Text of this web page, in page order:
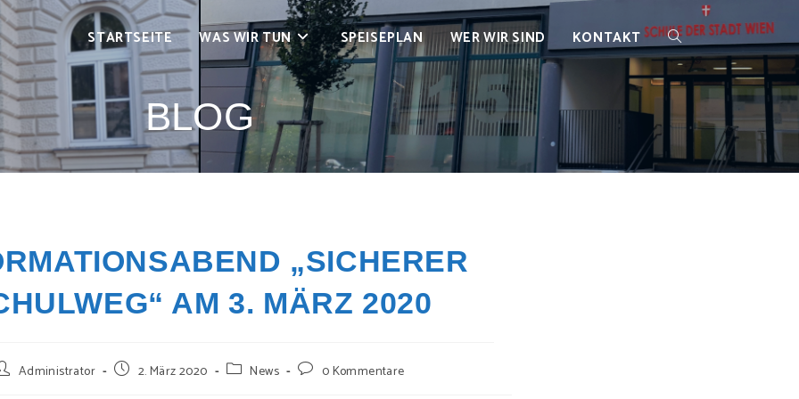
STARTSEITE WAS WIR TUN SPEISEPLAN WER WIR SIND KONTAKT WEBSITE-
BLOG
„SICHERER
AM 3. MÄRZ 2020
Administrator
Beitrag2. März 2020
Beitrags-
News
Beitrags-0 Kommentare